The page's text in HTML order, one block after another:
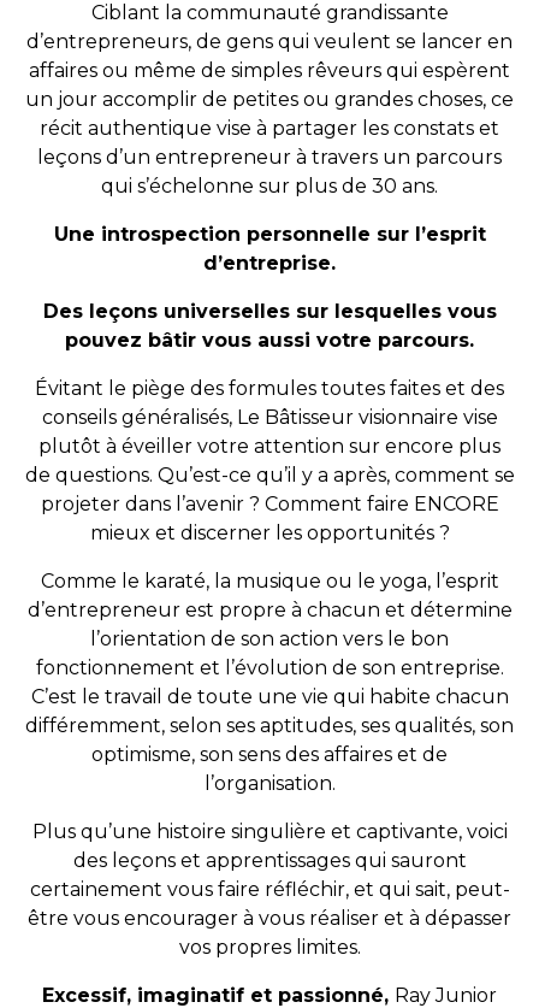
Ciblant la communauté grandissante
d’entrepreneurs, de gens qui veulent se lancer en
affaires ou même de simples rêveurs qui espèrent
un jour accomplir de petites ou grandes choses, ce
récit authentique vise à partager les constats et
leçons d’un entrepreneur à travers un parcours
qui s’échelonne sur plus de 30 ans.
Une introspection personnelle sur l’esprit
d’entreprise.
Des leçons universelles sur lesquelles vous
pouvez bâtir vous aussi votre parcours.
Évitant le piège des formules toutes faites et des
conseils généralisés, Le Bâtisseur visionnaire vise
plutôt à éveiller votre attention sur encore plus
de questions. Qu’est-ce qu’il y a après, comment se
projeter dans l’avenir ? Comment faire ENCORE
mieux et discerner les opportunités ?
Comme le karaté, la musique ou le yoga, l’esprit
d’entrepreneur est propre à chacun et détermine
l’orientation de son action vers le bon
fonctionnement et l’évolution de son entreprise.
C’est le travail de toute une vie qui habite chacun
différemment, selon ses aptitudes, ses qualités, son
optimisme, son sens des affaires et de
l’organisation.
Plus qu’une histoire singulière et captivante, voici
des leçons et apprentissages qui sauront
certainement vous faire réfléchir, et qui sait, peut-
être vous encourager à vous réaliser et à dépasser
vos propres limites.
Excessif, imaginatif et passionné, Ray Junior